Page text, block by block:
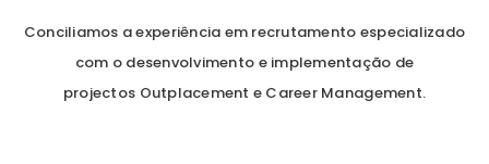
Conciliamos a experiência em recrutamento especializado
com o desenvolvimento e implementação de
projectos Outplacement e Career Management.